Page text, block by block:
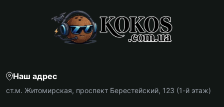
Наш адрес
ст.м. Житомирская, проспект Берестейский, 123 (1-й этаж)